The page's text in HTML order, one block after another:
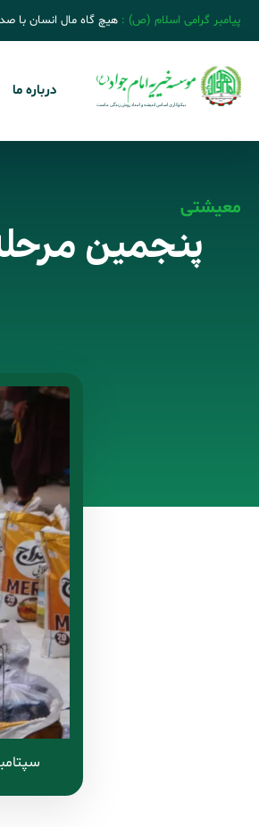
پیامبر گرامی اسلام (ص) : هیچ گاه مال انسان با
درباره ما
معیشتی
پنجمین
سپتامبر 13,